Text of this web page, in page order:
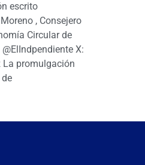
escrito
, Consejero
Circular de
@ElIndpendiente X:
La promulgación